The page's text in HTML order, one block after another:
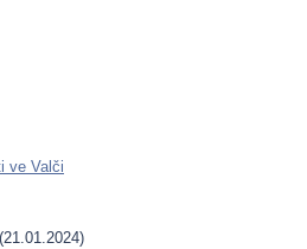
ve Valči
(21.01.2024)